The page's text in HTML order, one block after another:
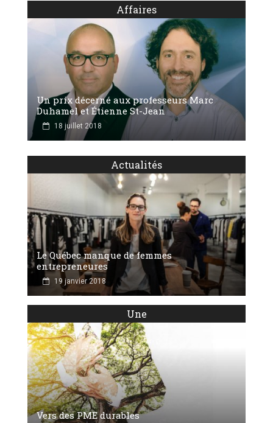
Affaires
Un prix décerné aux professeurs Marc
Duhamel et Étienne St-Jean
18 juillet 2018
Actualités
Le Québec manque de femmes
entrepreneures
19 janvier 2018
Une
Vers des PME durables